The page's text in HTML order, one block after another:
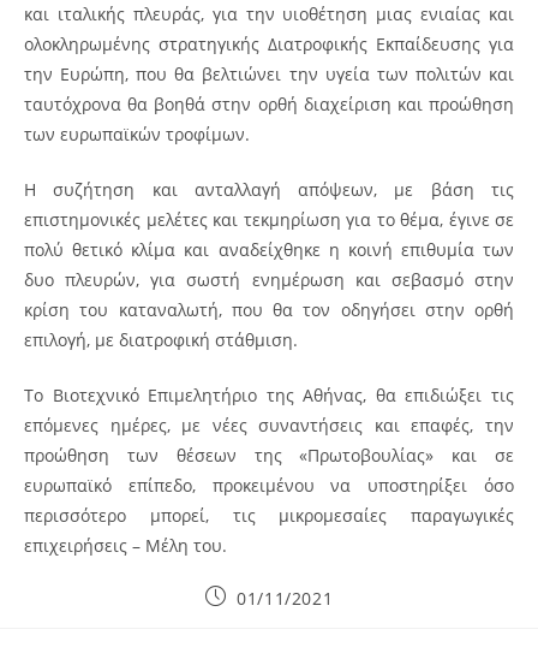
και ιταλικής πλευράς, για την υιοθέτηση μιας ενιαίας και
ολοκληρωμένης στρατηγικής Διατροφικής Εκπαίδευσης για
την Ευρώπη, που θα βελτιώνει την υγεία των πολιτών και
ταυτόχρονα θα βοηθά στην ορθή διαχείριση και προώθηση
των ευρωπαϊκών τροφίμων.
Η συζήτηση και ανταλλαγή απόψεων, με βάση τις
επιστημονικές μελέτες και τεκμηρίωση για το θέμα, έγινε σε
πολύ θετικό κλίμα και αναδείχθηκε η κοινή επιθυμία των
δυο πλευρών, για σωστή ενημέρωση και σεβασμό στην
κρίση του καταναλωτή, που θα τον οδηγήσει στην ορθή
επιλογή, με διατροφική στάθμιση.
Το Βιοτεχνικό Επιμελητήριο της Αθήνας, θα επιδιώξει τις
επόμενες ημέρες, με νέες συναντήσεις και επαφές, την
προώθηση των θέσεων της «Πρωτοβουλίας» και σε
ευρωπαϊκό επίπεδο, προκειμένου να υποστηρίξει όσο
περισσότερο μπορεί, τις μικρομεσαίες παραγωγικές
επιχειρήσεις – Μέλη του.
Post01/11/2021